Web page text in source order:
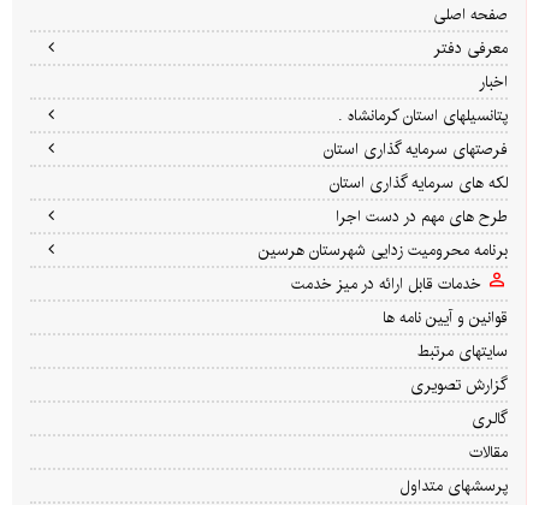
صفحه اصلی
معرفی دفتر
اخبار
پتانسیلهای استان کرمانشاه .
فرصتهای سرمایه گذاری استان
لکه های سرمایه گذاری استان
طرح های مهم در دست اجرا
برنامه محرومیت زدایی شهرستان هرسین
خدمات قابل ارائه در میز خدمت
قوانین و آیین نامه ها
سایتهای مرتبط
گزارش تصویری
گالری
مقالات
پرسشهای متداول